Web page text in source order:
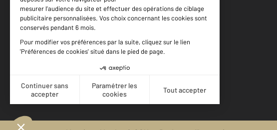
Votre agence est notée
Achat
Location